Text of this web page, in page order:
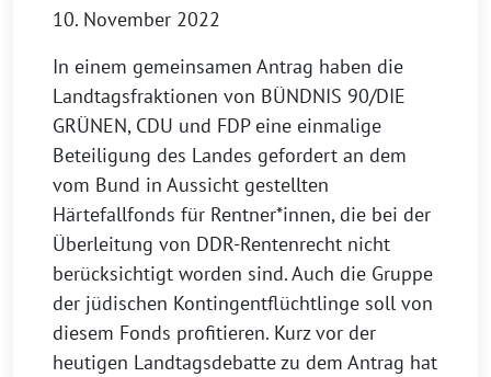
10. November 2022
In einem gemeinsamen Antrag haben die
Landtagsfraktionen von BÜNDNIS 90/DIE
GRÜNEN, CDU und FDP eine einmalige
Beteiligung des Landes gefordert an dem
vom Bund in Aussicht gestellten
Härtefallfonds für Rentner*innen, die bei der
Überleitung von DDR-Rentenrecht nicht
berücksichtigt worden sind. Auch die Gruppe
der jüdischen Kontingentflüchtlinge soll von
diesem Fonds profitieren. Kurz vor der
heutigen Landtagsdebatte zu dem Antrag hat